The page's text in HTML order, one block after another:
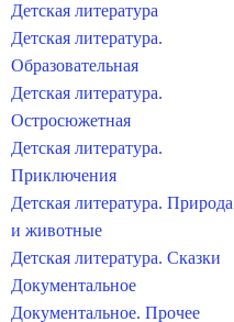
Детская литература
Детская литература.
Образовательная
Детская литература.
Остросюжетная
Детская литература.
Приключения
Детская литература. Природа
и животные
Детская литература. Сказки
Документальное
Документальное. Прочее